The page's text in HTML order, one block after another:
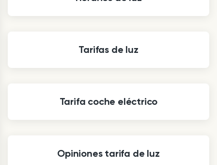
Tarifas de luz
Tarifa coche eléctrico
Opiniones tarifa de luz